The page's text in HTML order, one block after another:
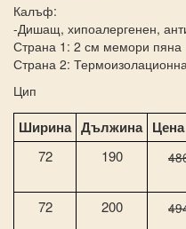
Калъф:
-Дишащ, хипоалергенен,
Страна 1: 2 см мемори пяна
Страна 2:
Цип
Ширина Дължина Цена
72 190
72 200